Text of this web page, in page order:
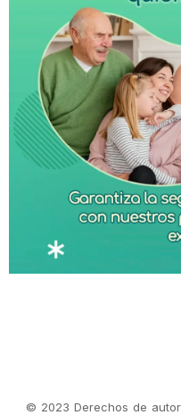
© 2023 Derechos de